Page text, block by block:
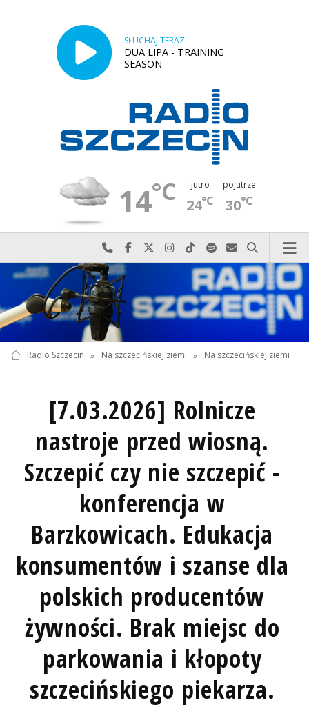
SŁUCHAJ TERAZ
DUA LIPA - TRAINING
SEASON
14°C jutro
24°C
pojutrze
30°C
Najlepiej po prostu do nas zadzwoń
Odwiedź nas na Facebook-u
Odwiedź nas na X
Odwiedź nas na Instagram-ie
Odwiedź nas na TikTok-u
Szukaj nas na Spotify
Wyślij do nas
Szukaj
Radio Szczecin » Na szczecińskiej ziemi » Na szczecińskiej ziemi
[7.03.2026] Rolnicze
nastroje przed wiosną.
Szczepić czy nie szczepić -
konferencja w
Barzkowicach. Edukacja
konsumentów i szanse dla
polskich producentów
żywności. Brak miejsc do
parkowania i kłopoty
szczecińskiego piekarza.